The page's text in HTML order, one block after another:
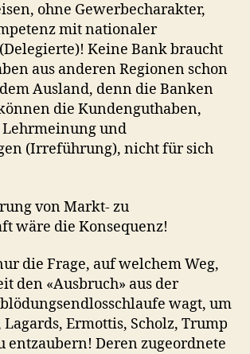
ohne Gewerbecharakter,
mit nationaler
Keine Bank braucht
aus anderen Regionen schon
Ausland, denn die Banken
die Kundenguthaben,
Lehrmeinung und
(Irreführung), nicht für sich
von Markt- zu
wäre die Konsequenz!
die Frage, auf welchem Weg,
den «Ausbruch» aus der
wagt, um
Lagards, Ermottis, Scholz, Trump
entzaubern! Deren zugeordnete